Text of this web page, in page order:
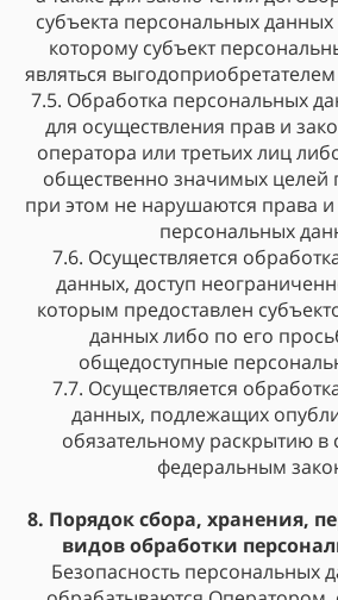
субъекта персональных
которому субъект
являться
7.5. Обработка персональных
для осуществления прав и
оператора или третьих лиц
общественно значимых целей
при этом не нарушаются права
персональных
7.6. Осуществляется
данных, доступ
которым предоставлен
данных либо по его
общедоступные
7.7. Осуществляется
данных, подлежащих
обязательному раскрытию в
федеральным
8. Порядок сбора, хранения,
видов обработки
Безопасность персональных